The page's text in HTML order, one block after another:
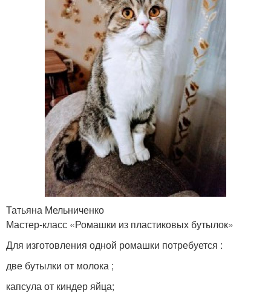
Татьяна Мельниченко
Мастер-класс «Ромашки из пластиковых бутылок»
Для изготовления одной ромашки потребуется :
две бутылки от молока ;
капсула от киндер яйца;